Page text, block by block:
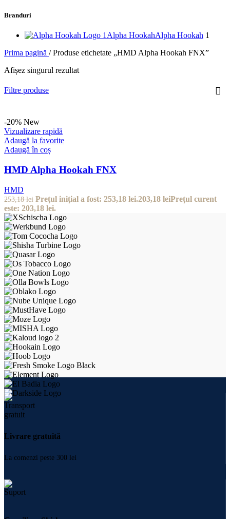
Branduri
Alpha HookahAlpha Hookah 1
Prima pagină / Produse etichetate „HMD Alpha Hookah FNX”
Afișez singurul rezultat
Filtre produse
-20% New
Vizualizare rapidă
Adaugă la favorite
Adaugă în coș
HMD Alpha Hookah FNX
HMD
253,18lei Prețul inițial a fost: 253,18 lei.203,18 leiPrețul curent
este: 203,18 lei.
Livrare gratuită
La comenzi peste 300 lei